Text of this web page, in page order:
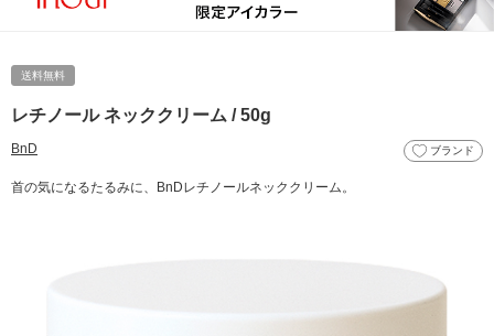
送料無料
レチノール ネッククリーム / 50g
BnD ブランド
首の気になるたるみに、BnDレチノールネッククリーム。